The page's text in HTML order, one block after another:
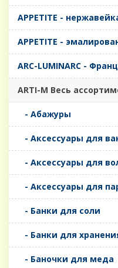
APPETITE -
APPETITE -
ARC-LUMINARC -
ARTI-M Весь
- Абажуры
- Аксессуары для
- Аксессуары для
- Аксессуары для
- Банки для соли
- Банки для
- Баночки для меда